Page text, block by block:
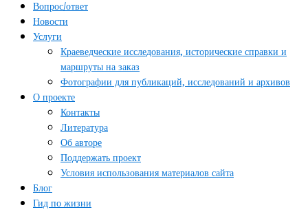
Вопрос/ответ
Новости
Услуги
Краеведческие исследования, исторические справки и
маршруты на заказ
Фотографии для публикаций, исследований и архивов
О проекте
Контакты
Литература
Об авторе
Поддержать проект
Условия использования материалов сайта
Блог
Гид по жизни